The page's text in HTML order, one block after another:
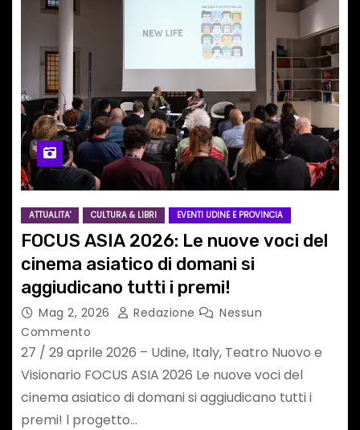
ATTUALITA' CULTURA & LIBRI EVENTI UDINE E PROVINCIA
FOCUS ASIA 2026: Le nuove voci del
cinema asiatico di domani si
aggiudicano tutti i premi!
Mag 2, 2026 Redazione
Nessun
Commento
27 / 29 aprile 2026 – Udine, Italy, Teatro Nuovo e
Visionario FOCUS ASIA 2026 Le nuove voci del
cinema asiatico di domani si aggiudicano tutti i
premi! l progetto…